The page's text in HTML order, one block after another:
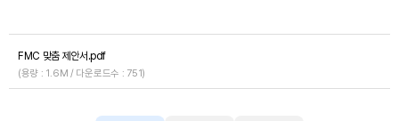
FMC 맞춤 제안서.pdf
(용량 : 1.6M / 다운로드수 : 751)